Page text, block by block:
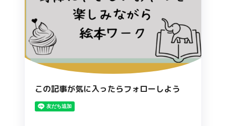
この記事が気に入ったらフォローしよう